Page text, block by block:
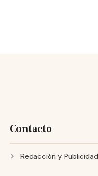
Contacto
Redacción y Publicidad